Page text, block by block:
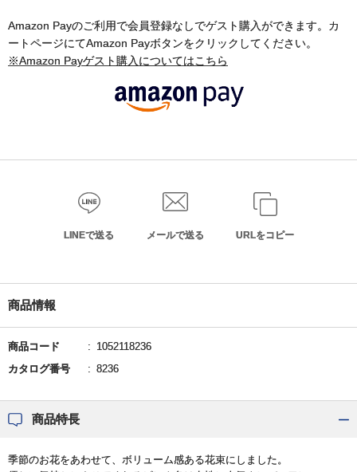
Amazon Payのご利用で会員登録なしでゲスト購入ができます。カ
ートページにてAmazon Payボタンをクリックしてください。
※Amazon Payゲスト購入についてはこちら
LINEで送る メールで送る URLをコピー
商品情報
商品コード
1052118236
カタログ番号
8236
商品特長
季節のお花をあわせて、ボリューム感ある花束にしました。